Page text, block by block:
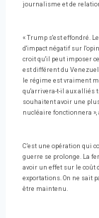
journalisme et de
« Trump s'est effondré.
d'impact négatif sur
croit qu'il peut imposer
est différent du
le régime est vraiment
qu'arrivera-t-il aux alliés
souhaitent avoir une
nucléaire fonctionnera
C’est une opération qui
guerre se prolonge. La
avoir un effet sur le coût
exportations. On ne sait
être maintenu.